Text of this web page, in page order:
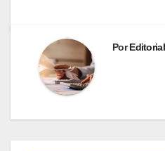
PorEditorial